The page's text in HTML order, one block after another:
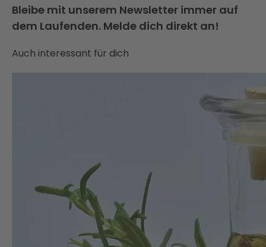
Bleibe mit unserem Newsletter immer auf
dem Laufenden. Melde dich direkt an!
Auch interessant für dich